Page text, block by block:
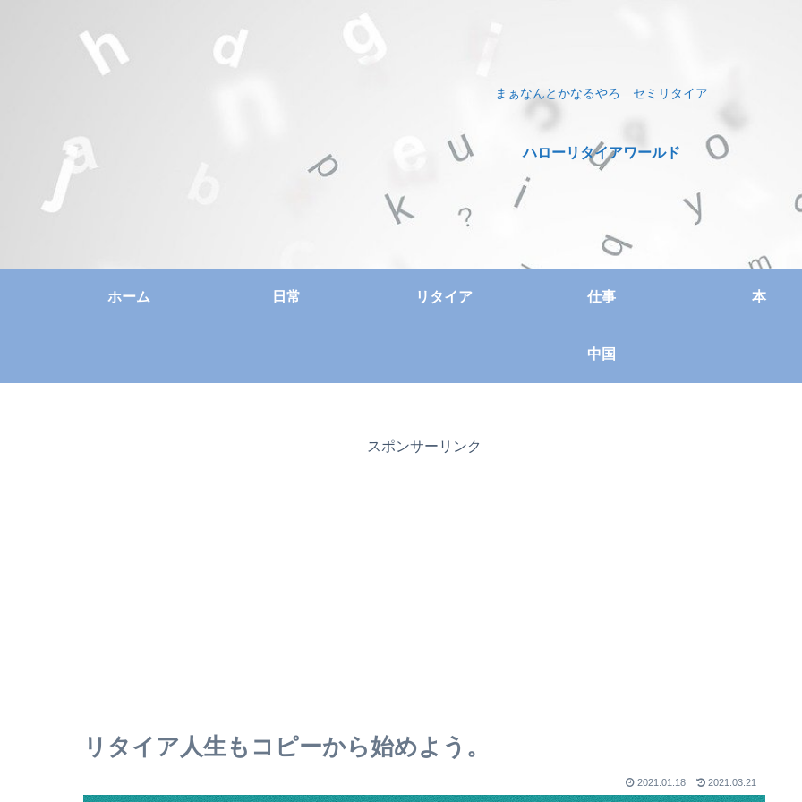
まぁなんとかなるやろ セミリタイア
ハローリタイアワールド
ホーム 日常 リタイア 仕事 本
中国
スポンサーリンク
リタイア人生もコピーから始めよう。
2021.01.18 2021.03.21